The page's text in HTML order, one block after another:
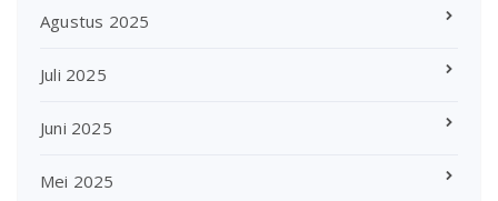
Agustus 2025
Juli 2025
Juni 2025
Mei 2025